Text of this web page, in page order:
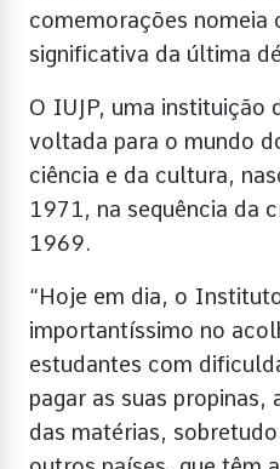
comemorações nomeia
significativa da última
O IUJP, uma instituição
voltada para o mundo
ciência e da cultura,
1971, na sequência da
1969.
“Hoje em dia, o
importantíssimo no
estudantes com
pagar as suas propinas,
das matérias,